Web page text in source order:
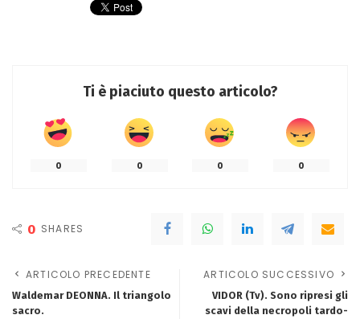
Ti è piaciuto questo articolo?
0 0 0 0
0 SHARES
ARTICOLO PRECEDENTE
Waldemar DEONNA. Il triangolo
sacro.
ARTICOLO SUCCESSIVO
VIDOR (Tv). Sono ripresi gli
scavi della necropoli tardo-